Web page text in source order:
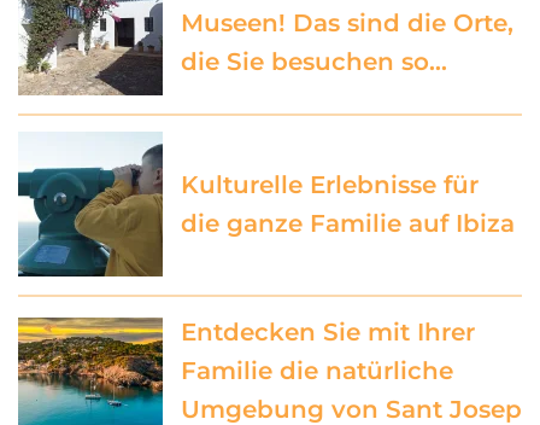
Museen! Das sind die Orte,
die Sie besuchen so…
Kulturelle Erlebnisse für
die ganze Familie auf Ibiza
Entdecken Sie mit Ihrer
Familie die natürliche
Umgebung von Sant Josep